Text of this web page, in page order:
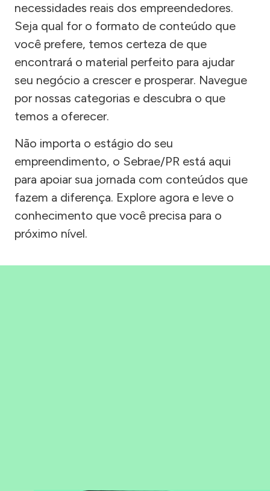
necessidades reais dos empreendedores.
Seja qual for o formato de conteúdo que
você prefere, temos certeza de que
encontrará o material perfeito para ajudar
seu negócio a crescer e prosperar. Navegue
por nossas categorias e descubra o que
temos a oferecer.
Não importa o estágio do seu
empreendimento, o Sebrae/PR está aqui
para apoiar sua jornada com conteúdos que
fazem a diferença. Explore agora e leve o
conhecimento que você precisa para o
próximo nível.